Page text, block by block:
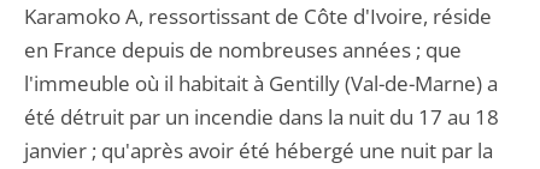
Karamoko A, ressortissant de Côte d'Ivoire, réside
en France depuis de nombreuses années ; que
l'immeuble où il habitait à Gentilly (Val-de-Marne) a
été détruit par un incendie dans la nuit du 17 au 18
janvier ; qu'après avoir été hébergé une nuit par la